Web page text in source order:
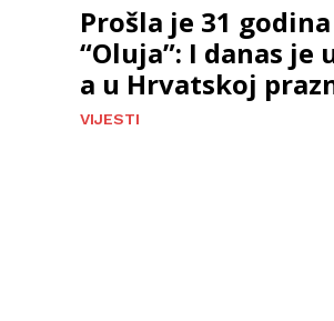
Prošla je 31
“Oluja”: I danas je
a u Hrvatskoj
VIJESTI